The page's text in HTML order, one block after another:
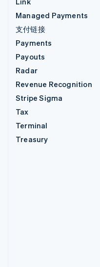
Managed Payments
支付链接
Payments
Payouts
Radar
Revenue Recognition
Stripe Sigma
Tax
Terminal
Treasury